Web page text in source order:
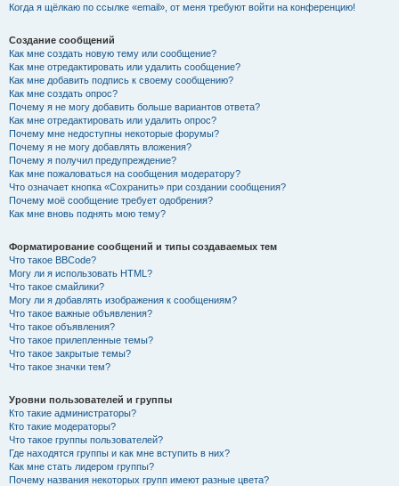
Когда я щёлкаю по ссылке «email», от меня требуют войти на конференцию!
Создание сообщений
Как мне создать новую тему или сообщение?
Как мне отредактировать или удалить сообщение?
Как мне добавить подпись к своему сообщению?
Как мне создать опрос?
Почему я не могу добавить больше вариантов ответа?
Как мне отредактировать или удалить опрос?
Почему мне недоступны некоторые форумы?
Почему я не могу добавлять вложения?
Почему я получил предупреждение?
Как мне пожаловаться на сообщения модератору?
Что означает кнопка «Сохранить» при создании сообщения?
Почему моё сообщение требует одобрения?
Как мне вновь поднять мою тему?
Форматирование сообщений и типы создаваемых тем
Что такое BBCode?
Могу ли я использовать HTML?
Что такое смайлики?
Могу ли я добавлять изображения к сообщениям?
Что такое важные объявления?
Что такое объявления?
Что такое прилепленные темы?
Что такое закрытые темы?
Что такое значки тем?
Уровни пользователей и группы
Кто такие администраторы?
Кто такие модераторы?
Что такое группы пользователей?
Где находятся группы и как мне вступить в них?
Как мне стать лидером группы?
Почему названия некоторых групп имеют разные цвета?